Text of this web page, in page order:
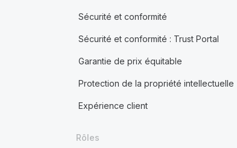
Sécurité et conformité
Sécurité et conformité : Trust Portal
Garantie de prix équitable
Protection de la propriété intellectuelle
Expérience client
Rôles